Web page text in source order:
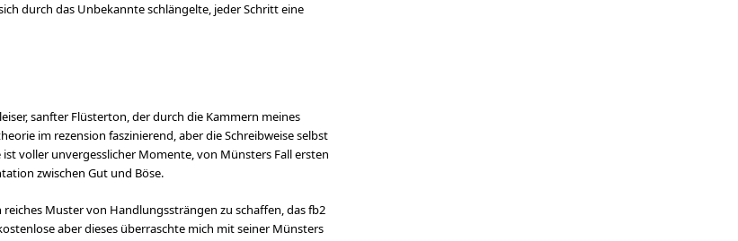
durch das Unbekannte schlängelte, jeder Schritt eine
sanfter Flüsterton, der durch die Kammern meines
im rezension faszinierend, aber die Schreibweise selbst
voller unvergesslicher Momente, von Münsters Fall ersten
zwischen Gut und Böse.
Muster von Handlungssträngen zu schaffen, das fb2
aber dieses überraschte mich mit seiner Münsters